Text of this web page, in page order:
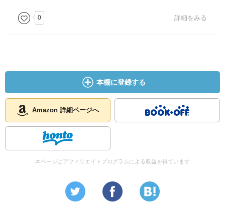
0 詳細をみる
本棚に登録する
Amazon 詳細ページへ
本ページはアフィリエイトプログラムによる収益を得ています